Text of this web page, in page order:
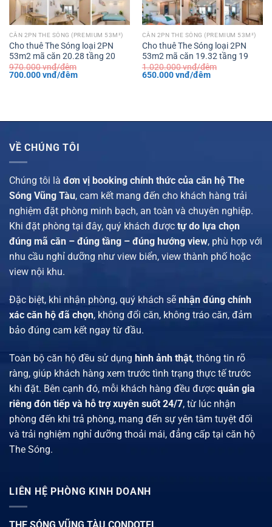
CĂN 2PN THE SÓNG (PREMIUM 53M²)
Cho thuê The Sóng loại 2PN
53m2 mã căn 20.28 tầng 20
970.000vnđ/đêm
Giá
700.000vnđ/đêmGiá
CĂN 2PN THE SÓNG (PREMIUM 53M²)
Cho thuê The Sóng loại 2PN
53m2 mã căn 19.32 tầng 19
1.020.000vnđ/đêm
Giá
650.000vnđ/đêmGiá
VỀ CHÚNG TÔI
Chúng tôi là đơn vị booking chính thức của căn hộ The
Sóng Vũng Tàu, cam kết mang đến cho khách hàng trải
nghiệm đặt phòng minh bạch, an toàn và chuyên nghiệp.
Khi đặt phòng tại đây, quý khách được tự do lựa chọn
đúng mã căn – đúng tầng – đúng hướng view, phù hợp với
nhu cầu nghỉ dưỡng như view biển, view thành phố hoặc
view nội khu.
Đặc biệt, khi nhận phòng, quý khách sẽ nhận đúng chính
xác căn hộ đã chọn, không đổi căn, không tráo căn, đảm
bảo đúng cam kết ngay từ đầu.
Toàn bộ căn hộ đều sử dụng hình ảnh thật, thông tin rõ
ràng, giúp khách hàng xem trước tình trạng thực tế trước
khi đặt. Bên cạnh đó, mỗi khách hàng đều được quản gia
riêng đón tiếp và hỗ trợ xuyên suốt 24/7, từ lúc nhận
phòng đến khi trả phòng, mang đến sự yên tâm tuyệt đối
và trải nghiệm nghỉ dưỡng thoải mái, đẳng cấp tại căn hộ
The Sóng.
LIÊN HỆ PHÒNG KINH DOANH